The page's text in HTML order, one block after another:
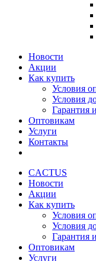
Новости
Акции
Как купить
Условия
Условия
Гарантия
Оптовикам
Услуги
Контакты
CACTUS
Новости
Акции
Как купить
Условия
Условия
Гарантия
Оптовикам
Услуги